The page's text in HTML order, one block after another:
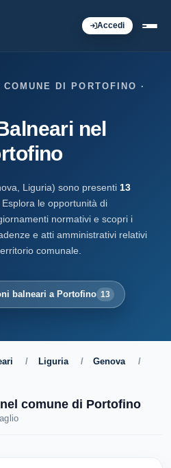
Accedi
DI PORTOFINO ·
nel
Liguria) sono presenti 13
le opportunità di
normativi e scopri i
e atti amministrativi relativi
comunale.
balneari a Portofino 13
/ Liguria / Genova
/
comune di Portofino